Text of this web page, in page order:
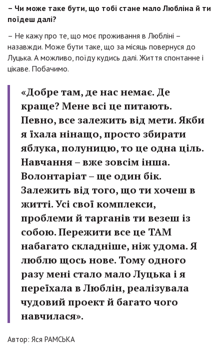
– Чи може таке бути, що тобі стане мало Любліна й ти
поїдеш далі?
– Не кажу про те, що моє проживання в Любліні –
назавжди. Може бути таке, що за місяць повернуся до
Луцька. А можливо, поїду кудись далі. Життя спонтанне і
цікаве. Побачимо.
«Добре там, де нас немає. Де
краще? Мене всі це питають.
Певно, все залежить від мети. Якби
я їхала нінащо, просто збирати
яблука, полуницю, то це одна ціль.
Навчання – вже зовсім інша.
Волонтаріат – ще один бік.
Залежить від того, що ти хочеш в
житті. Усі свої комплекси,
проблеми й тарганів ти везеш із
собою. Пережити все це ТАМ
набагато складніше, ніж удома. Я
люблю щось нове. Тому одного
разу мені стало мало Луцька і я
переїхала в Люблін, реалізувала
чудовий проект й багато чого
навчилася».
Автор: Яся РАМСЬКА